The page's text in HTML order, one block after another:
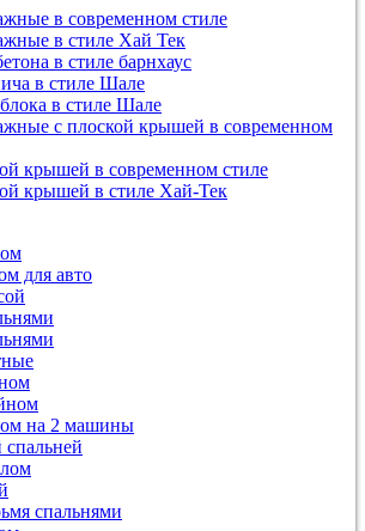
в современном стиле
в стиле Хай Тек
в стиле барнхаус
в стиле Шале
в стиле Шале
с плоской крышей в современном
крышей в современном стиле
крышей в стиле Хай-Тек
для авто
на 2 машины
спальнями